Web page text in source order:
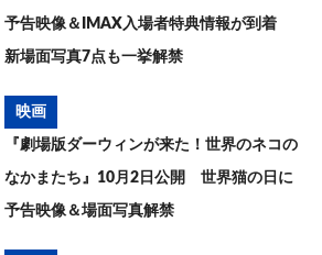
予告映像＆IMAX入場者特典情報が到着
新場面写真7点も一挙解禁
映画
『劇場版ダーウィンが来た！世界のネコの
なかまたち』10月2日公開 世界猫の日に
予告映像＆場面写真解禁